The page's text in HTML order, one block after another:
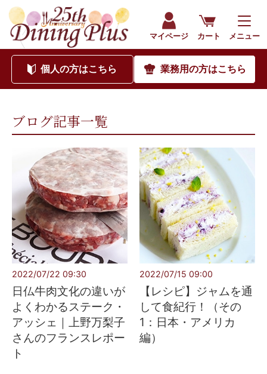
マイページ カート メニュー
個人の方はこちら 業務用の方はこちら
ブログ記事一覧
2022/07/22 09:30
日仏牛肉文化の違いが
よくわかるステーク・
アッシェ｜上野万梨子
さんのフランスレポー
ト
2022/07/15 09:00
【レシピ】ジャムを通
して食紀行！（その
1：日本・アメリカ
編）